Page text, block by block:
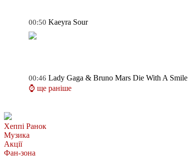
00:50 Kaeyra Sour
00:46 Lady Gaga & Bruno Mars Die With A Smile
⌚ ще раніше
Хеппі Ранок
Музика
Акції
Фан-зона